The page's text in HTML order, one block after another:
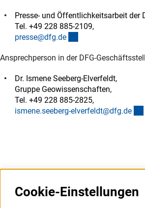
Presse- und Öffentlichkeitsarbeit der
Tel. +49 228 885-2109,
presse@dfg.de
Ansprechperson in der DFG-
Dr. Ismene Seeberg-Elverfeldt,
Gruppe Geowissenschaften,
Tel. +49 228 885-2825,
ismene.seeberg-elverfeldt@dfg.de
Cookie-Einstellungen